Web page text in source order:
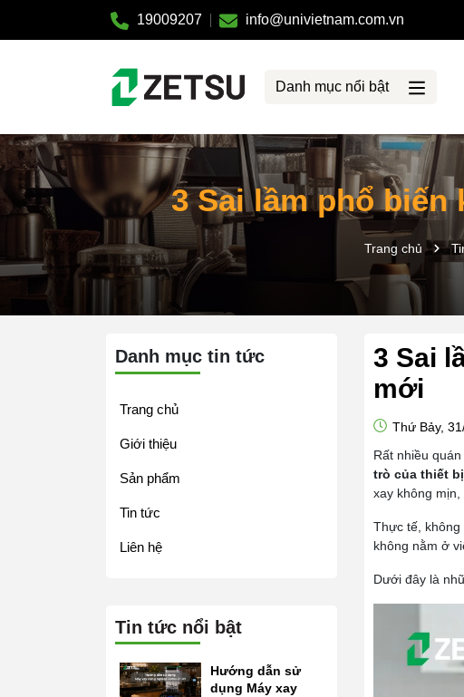
19009207 info@univietnam.com.vn
Danh mục nổi bật
3 Sai lầm phổ
Trang chủ
3 Sai
mới
Thứ Bảy,
Rất nhiều
trò của thiết bị
xay không
Thực tế,
không nằm ở
Dưới đây là
Danh mục tin tức
Trang chủ
Giới thiệu
Sản phẩm
Tin tức
Liên hệ
Tin tức nổi bật
Hướng dẫn sử
dụng Máy xay